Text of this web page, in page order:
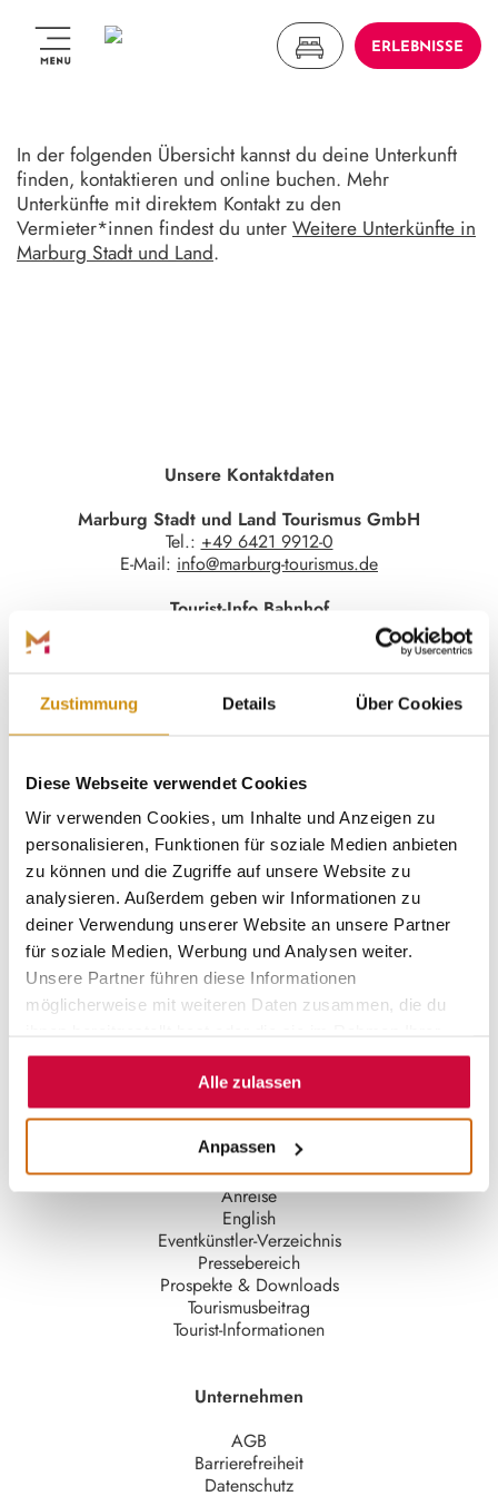
Zustimmung Details Über Cookies
Diese Webseite verwendet Cookies
Wir verwenden Cookies, um Inhalte und Anzeigen zu
personalisieren, Funktionen für soziale Medien anbieten
zu können und die Zugriffe auf unsere Website zu
analysieren. Außerdem geben wir Informationen zu
deiner Verwendung unserer Website an unsere Partner
für soziale Medien, Werbung und Analysen weiter.
Unsere Partner führen diese Informationen
möglicherweise mit weiteren Daten zusammen, die du
Nutzung der Dienste gesammelt haben.
Alle zulassen
Anpassen
ERLEBNISSE
In der folgenden Übersicht kannst du deine Unterkunft
finden, kontaktieren und online buchen. Mehr
Unterkünfte mit direktem Kontakt zu den
Vermieter*innen findest du unterWeitere Unterkünfte in
Marburg Stadt und Land.
Unsere Kontaktdaten
Marburg Stadt und Land Tourismus GmbH
Tel.: +49 6421 9912-0
E-Mail: info@marburg-tourismus.de
Tourist-Info Bahnhof
Bahnhofstraße 25 | 35037 Marburg
Sa: 10 - 14 Uhr
Wettergasse 6 | 35037 Marburg
Mo - Fr: 10 - 18 Uhr
Sa: 10 - 16 Uhr
an Feiertagen: geschlossen
Teambüros
Ernst-Giller-Straße 2 | 35039 Marburg
Social Media
Quicklinks
Aktuelle Infos
Anreise
English
Eventkünstler-Verzeichnis
Pressebereich
Prospekte & Downloads
Tourismusbeitrag
Tourist-Informationen
Unternehmen
AGB
Barrierefreiheit
Datenschutz